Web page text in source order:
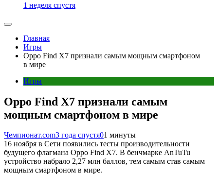
1 неделя спустя
Главная
Игры
Oppo Find X7 признали самым мощным смартфоном
в мире
Игры
Oppo Find X7 признали самым
мощным смартфоном в мире
Чемпионат.com3 года спустя01 минуты
16 ноября в Сети появились тесты производительности
будущего флагмана Oppo Find X7. В бенчмарке AnTuTu
устройство набрало 2,27 млн баллов, тем самым став самым
мощным смартфоном в мире.